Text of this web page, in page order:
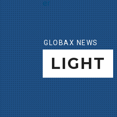
GLOBAX NEWS
LIGHT